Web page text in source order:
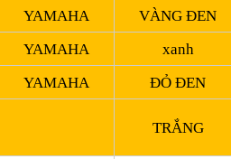
YAMAHA
VÀNG ĐEN
YAMAHA
xanh
YAMAHA ĐỎ ĐEN
TRẮNG